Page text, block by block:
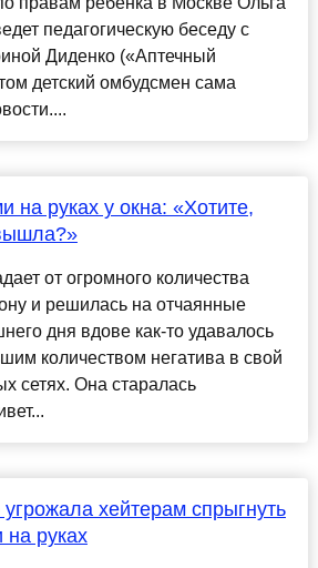
педагогическую беседу с
Диденко («Аптечный
детский омбудсмен сама
на руках у окна: «Хотите,
от огромного количества
и решилась на отчаянные
дня вдове как-то удавалось
количеством негатива в свой
сетях. Она старалась
хейтерам спрыгнуть
на руках